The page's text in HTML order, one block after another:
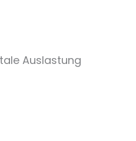
Auslastung